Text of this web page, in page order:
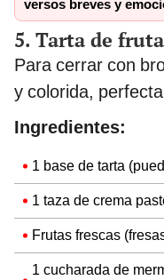
versos breves y
5. Tarta de
Para cerrar con
y colorida,
Ingredientes:
1 base de tarta
1 taza de crema
Frutas frescas
1 cucharada de